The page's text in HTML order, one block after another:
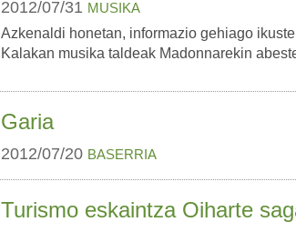
2012/07/31 MUSIKA
Azkenaldi honetan, informazio gehiago
Kalakan musika taldeak Madonnarekin
Garia
2012/07/20 BASERRIA
Turismo eskaintza Oiharte